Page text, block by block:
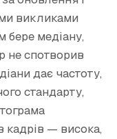
викликами
бере медіану,
не спотворив
дає частоту,
стандарту,
кадрів — висока,